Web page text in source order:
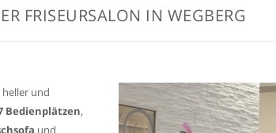
FRISEURSALON IN WEGBERG
heller und
Bedienplätzen,
und